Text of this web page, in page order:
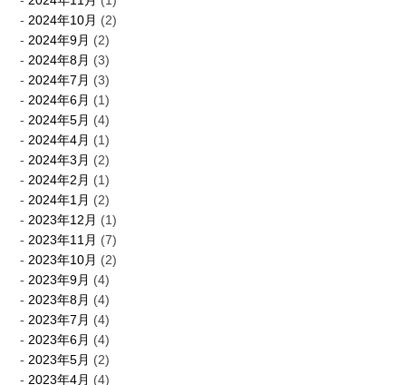
2024年10月 (2)
2024年9月 (2)
2024年8月 (3)
2024年7月 (3)
2024年6月 (1)
2024年5月 (4)
2024年4月 (1)
2024年3月 (2)
2024年2月 (1)
2024年1月 (2)
2023年12月 (1)
2023年11月 (7)
2023年10月 (2)
2023年9月 (4)
2023年8月 (4)
2023年7月 (4)
2023年6月 (4)
2023年5月 (2)
2023年4月 (4)